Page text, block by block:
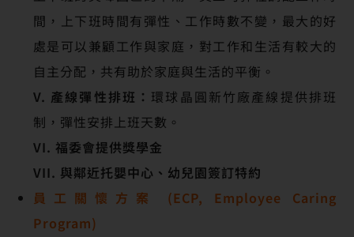
間，上下班時間有彈性、工作時數不變，最大的好
處是可以兼顧工作與家庭，對工作和生活有較大的
自主分配，共有助於家庭與生活的平衡。
V. 產線彈性排班： 環球晶圓新竹廠產線提供排班
制，彈性安排上班天數。
VI. 福委會提供獎學金
VII. 與鄰近托嬰中心、幼兒園簽訂特約
員工關懷方案 (ECP, Employee Caring
Program)